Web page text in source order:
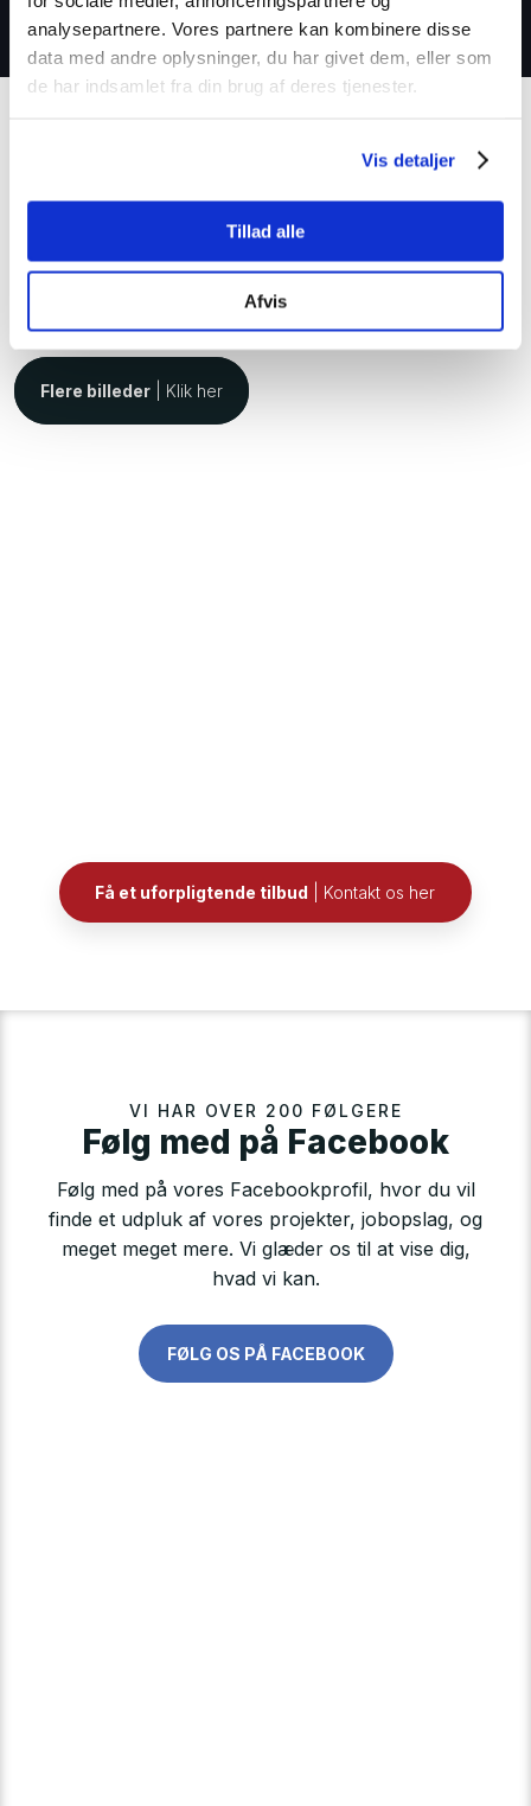
analysepartnere. Vores partnere kan kombinere disse
data med andre oplysninger, du har givet dem, eller som
de har indsamlet fra din brug af deres tjenester.
Vis detaljer
Tillad alle
Afvis
kloakbranchen.
Billeder af Snerydning
Klik på billedet og se det i større format.​
Flere billeder | Klik her​
Få et uforpligtende tilbud | Kontakt os her
VI HAR OVER 200 FØLGERE
​​Følg med på Facebook
Følg med på vores Facebookprofil, hvor du vil
finde et udpluk af vores projekter, jobopslag, og
meget meget mere. Vi glæder os til at vise dig,
hvad vi kan.
FØLG OS PÅ FACEBOOK​